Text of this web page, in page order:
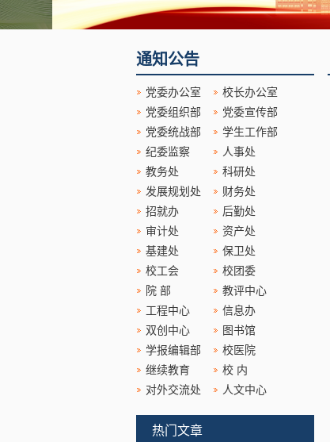
通知公告
党委办公室
校长办公室
党委组织部
党委宣传部
党委统战部
学生工作部
纪委监察
人事处
教务处
科研处
发展规划处
财务处
招就办
后勤处
审计处
资产处
基建处
保卫处
校工会
校团委
院 部
教评中心
工程中心
信息办
双创中心
图书馆
学报编辑部
校医院
继续教育
校 内
对外交流处
人文中心
热门文章